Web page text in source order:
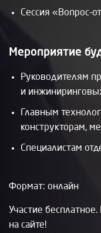
Сессия «Вопрос-
Мероприятие
Руководителям
и
Главным
конструкторам,
Специалистам
Формат: онлайн
Участие
на сайте!